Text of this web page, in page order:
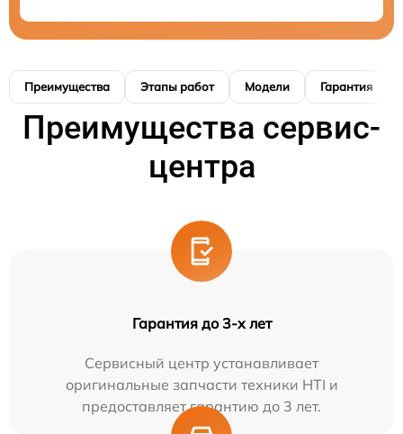
Преимущества Этапы работ Модели Гарантия
Преимущества сервис-
центра
Гарантия до 3-х лет
Сервисный центр устанавливает
оригинальные запчасти техники HTI и
предоставляет гарантию до 3 лет.